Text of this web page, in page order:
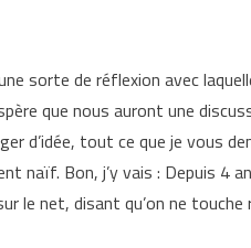
sorte de réflexion avec
que nous auront une
d’idée, tout ce que je vous
naïf. Bon, j’y vais : Depuis
le net, disant qu’on ne